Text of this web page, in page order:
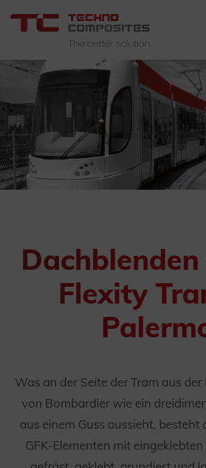
Flexity
Was an der Seite der Tram aus
von Bombardier wie ein
aus einem Guss aussieht,
GFK-Elementen mit